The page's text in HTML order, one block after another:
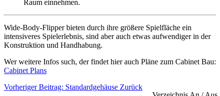
Raum einnehmen.
Wide-Body-Flipper bieten durch ihre größere Spielfläche ein
intensiveres Spielerlebnis, sind aber auch etwas aufwendiger in der
Konstruktion und Handhabung.
Wer weitere Infos such, der findet hier auch Pläne zum Cabinet Bau:
Cabinet Plans
Vorheriger Beitrag: Standardgehäuse Zurück